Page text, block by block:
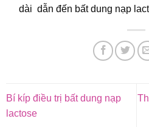
dài dẫn đến bất dung nạp
Bí kíp điều trị bất dung nạp
lactose